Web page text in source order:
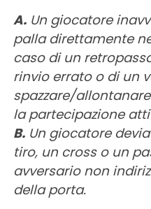
A. Un giocatore
palla direttamente
caso di un
rinvio errato o di un
spazzare/
la partecipazione
B.Un giocatore
tiro, un cross o un
avversario non
della porta.